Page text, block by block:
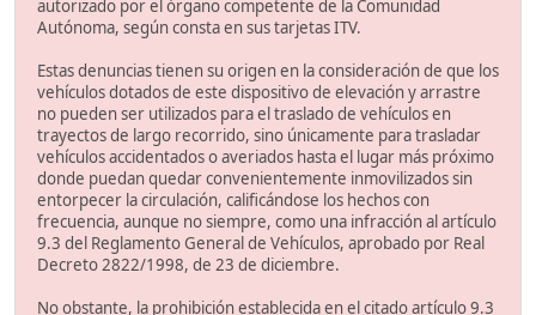
autorizado por el órgano competente de la Comunidad
Autónoma, según consta en sus tarjetas ITV.
Estas denuncias tienen su origen en la consideración de que los
vehículos dotados de este dispositivo de elevación y arrastre
no pueden ser utilizados para el traslado de vehículos en
trayectos de largo recorrido, sino únicamente para trasladar
vehículos accidentados o averiados hasta el lugar más próximo
donde puedan quedar convenientemente inmovilizados sin
entorpecer la circulación, calificándose los hechos con
frecuencia, aunque no siempre, como una infracción al artículo
9.3 del Reglamento General de Vehículos, aprobado por Real
Decreto 2822/1998, de 23 de diciembre.
No obstante, la prohibición establecida en el citado artículo 9.3